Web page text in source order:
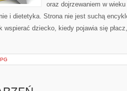
oraz dojrzewaniem w
i dietetyka. Strona nie jest suchą
wspierać dziecko, kiedy pojawia się